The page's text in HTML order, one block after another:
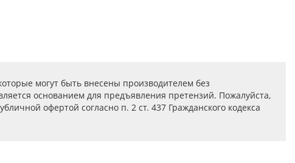
могут быть внесены производителем без
основанием для предъявления претензий. Пожалуйста,
офертой согласно п. 2 ст. 437 Гражданского кодекса